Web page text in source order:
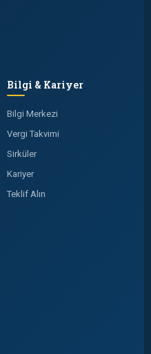
Bilgi & Kariyer
Bilgi Merkezi
Vergi Takvimi
Sirküler
Kariyer
Teklif Alın